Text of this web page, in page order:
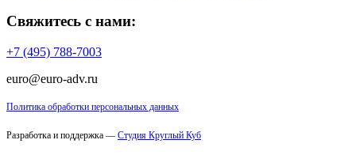
Свяжитесь с нами:
+7 (495) 788-7003
euro@euro-adv.ru
Политика обработки персональных данных
Разработка и поддержка — Студия Круглый Куб